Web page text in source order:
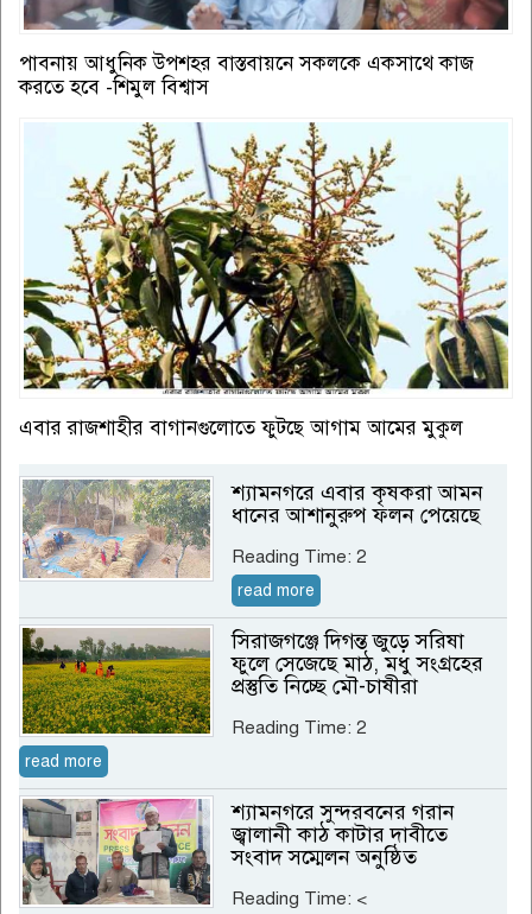
পাবনায় আধুনিক উপশহর বাস্তবায়নে সকলকে একসাথে কাজ
করতে হবে -শিমুল বিশ্বাস
এবার রাজশাহীর বাগানগুলোতে ফুটছে আগাম আমের মুকুল
শ্যামনগরে এবার কৃষকরা আমন
ধানের আশানুরুপ ফলন পেয়েছে
Reading Time:2
read more
সিরাজগঞ্জে দিগন্ত জুড়ে সরিষা
ফুলে সেজেছে মাঠ, মধু সংগ্রহের
প্রস্তুতি নিচ্ছে মৌ-চাষীরা
Reading Time:2
read more
শ্যামনগরে সুন্দরবনের গরান
জ্বালানী কাঠ কাটার দাবীতে
সংবাদ সম্মেলন অনুষ্ঠিত
Reading Time: <